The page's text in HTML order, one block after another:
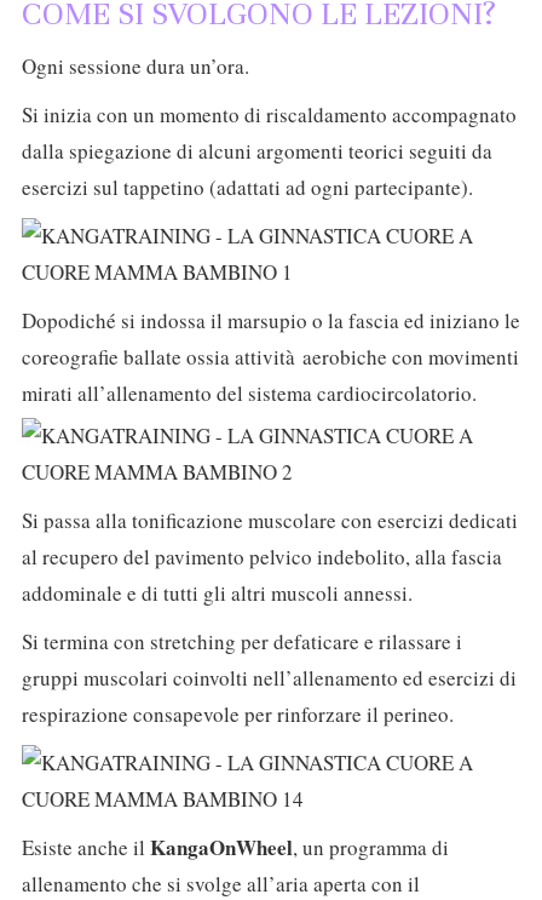
COME SI SVOLGONO LE LEZIONI?
Ogni sessione dura un’ora.
Si inizia con un momento di riscaldamento accompagnato
dalla spiegazione di alcuni argomenti teorici seguiti da
esercizi sul tappetino (adattati ad ogni partecipante).
Dopodiché si indossa il marsupio o la fascia ed iniziano le
coreografie ballate ossia attività aerobiche con movimenti
mirati all’allenamento del sistema cardiocircolatorio.
Si passa alla tonificazione muscolare con esercizi dedicati
al recupero del pavimento pelvico indebolito, alla fascia
addominale e di tutti gli altri muscoli annessi.
Si termina con stretching per defaticare e rilassare i
gruppi muscolari coinvolti nell’allenamento ed esercizi di
respirazione consapevole per rinforzare il perineo.
Esiste anche il KangaOnWheel, un programma di
allenamento che si svolge all’aria aperta con il